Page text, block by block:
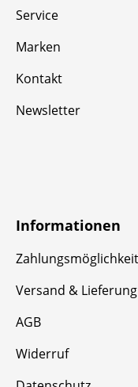
Service
Marken
Kontakt
Newsletter
Informationen
Versand & Lieferung
AGB
Widerruf